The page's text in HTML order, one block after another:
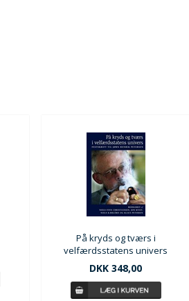
På kryds og tværs i
velfærdsstatens univers
DKK 348,00